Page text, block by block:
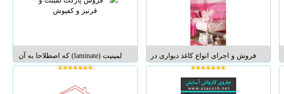
روغن و جلو گیری از ایجاد کپک ،
جلبرگ و مشابه آن می باشند.استفاده
از این پوشش ها در نمای ساختمان
باعث عدم نفوذ ک...
های مسکونی و تجاری واداری و
فرهنگی و هنری و خدماتی هم اکنون با
فروش و اجرای انواع کاغذ دیواری در
طرح های گوناگون مدرن,کلاسیک و
مخصوص اتاق کودک فروش انواع
پوستر دیواری ارسال آلبوم به پروژه ها
لمینیت (laminate) که اصطلاحا به آن
لمینت و یا پارکت لمینیت نیز می گویند